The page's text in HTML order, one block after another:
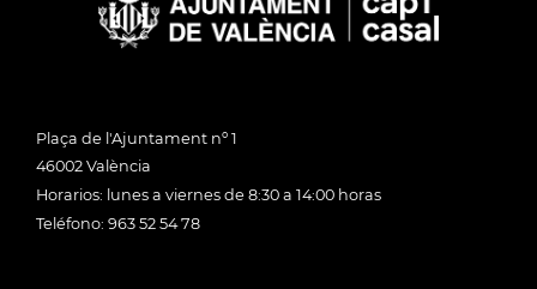
Plaça de l'Ajuntament nº 1
46002 València
Horarios: lunes a viernes de 8:30 a 14:00 horas
Teléfono: 963 52 54 78